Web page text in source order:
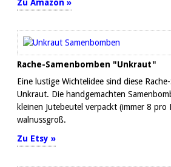
Zu Amazon »
Rache-Samenbomben "Unkraut"
Eine lustige Wichtelidee sind diese
Unkraut. Die handgemachten
kleinen Jutebeutel verpackt (immer 8 pro
walnussgroß.
Zu Etsy »